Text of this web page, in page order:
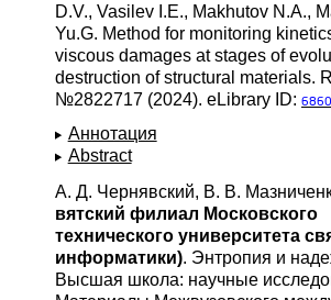
D.V., Vasilev I.E., Makhutov N.A.,
Yu.G. Method for monitoring
viscous damages at stages of
destruction of structural materials.
№2822717 (2024). eLibrary ID:
Аннотация
Abstract
А. Д. Чернявский, В. В.
вятский филиал Московского
технического университета
информатики). Энтропия и
Высшая школа: научные